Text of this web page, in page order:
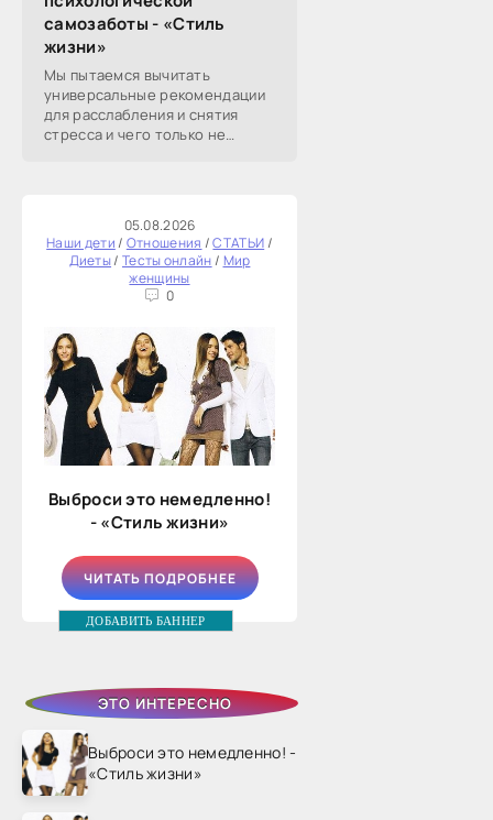
самозаботы - «Стиль
жизни»
Мы пытаемся вычитать
универсальные рекомендации
для расслабления и снятия
стресса и чего только не
статью:
05.08.2026
Наши дети/ Отношения /СТАТЬИ/
Диеты/ Тесты онлайн/ Мир
женщины
0
Выброси это немедленно!
- «Стиль жизни»
ЧИТАТЬ ПОДРОБНЕЕ
ДОБАВИТЬ БАННЕР
ЭТО ИНТЕРЕСНО
Выброси это немедленно! -
«Стиль жизни»